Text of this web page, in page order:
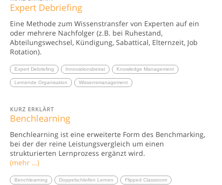
Expert Debriefing
Eine Methode zum Wissenstransfer von Experten auf ein
oder mehrere Nachfolger (z.B. bei Ruhestand,
Abteilungswechsel, Kündigung, Sabattical, Elternzeit, Job
Rotation).
Expert Debriefing Innovationsbeirat Knowledge Management
Lernende Organisation Wissensmanagement
KURZ ERKLÄRT
Benchlearning
Benchlearning ist eine erweiterte Form des Benchmarking,
bei der der reine Leistungsvergleich um einen
strukturierten Lernprozess ergänzt wird.
(mehr …)
Benchlearning Doppelschleifen Lernen Flipped Classroom